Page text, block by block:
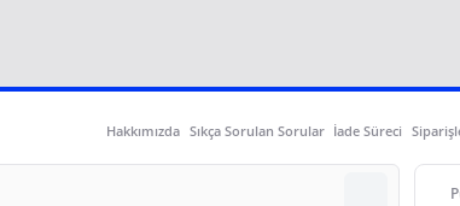
Hakkımızda Sıkça Sorulan Sorular İade Süreci